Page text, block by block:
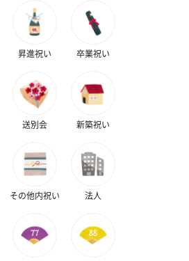
合、最短のお届け可能日が通常より
ブーケ（ホワイトグリ
ーブドフラワー
昇進祝い 卒業祝い
送別会 新築祝い
その他内祝い 法人